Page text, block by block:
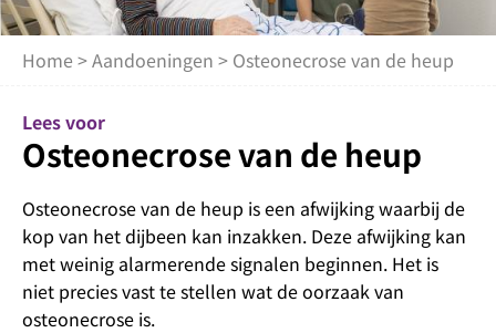
Home >Aandoeningen > Osteonecrose van de heup
Lees voor
Osteonecrose van de heup
Osteonecrose van de heup is een afwijking waarbij de
kop van het dijbeen kan inzakken. Deze afwijking kan
met weinig alarmerende signalen beginnen. Het is
niet precies vast te stellen wat de oorzaak van
osteonecrose is.